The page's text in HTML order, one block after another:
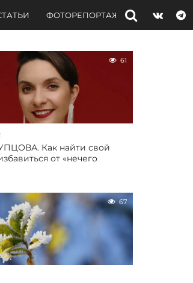
ФОТОРЕПОРТАЖИ ИНТЕРВЬЮ
61
Как найти свой
от «нечего
67